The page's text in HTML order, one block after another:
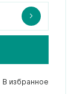
В избранное